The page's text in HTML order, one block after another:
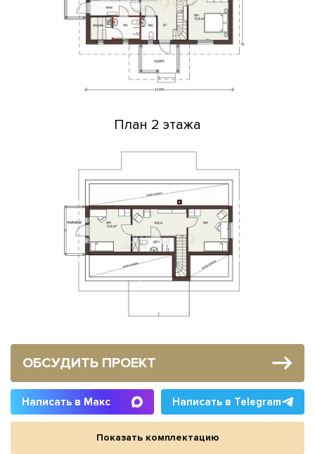
План 2 этажа
ОБСУДИТЬ ПРОЕКТ
Написать в Макс Написать в Telegram
Показать комплектацию